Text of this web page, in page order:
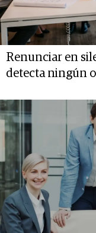
Renunciar en
detecta ningún